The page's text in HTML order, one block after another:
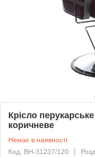
Крісло
коричневе
Немає в наявності
Код: BH-31237/120